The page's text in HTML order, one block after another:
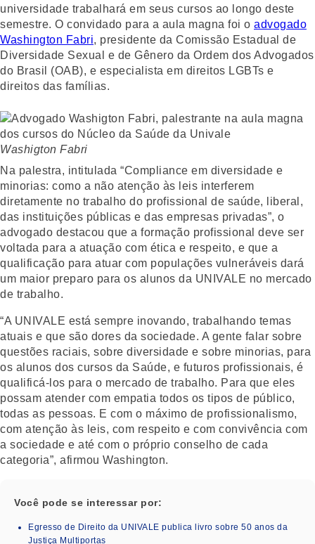
universidade trabalhará em seus cursos ao longo deste
semestre. O convidado para a aula magna foi o advogado
Washington Fabri, presidente da Comissão Estadual de
Diversidade Sexual e de Gênero da Ordem dos Advogados
do Brasil (OAB), e especialista em direitos LGBTs e
direitos das famílias.
Washigton Fabri
Na palestra, intitulada “Compliance em diversidade e
minorias: como a não atenção às leis interferem
diretamente no trabalho do profissional de saúde, liberal,
das instituições públicas e das empresas privadas”, o
advogado destacou que a formação profissional deve ser
voltada para a atuação com ética e respeito, e que a
qualificação para atuar com populações vulneráveis dará
um maior preparo para os alunos da UNIVALE no mercado
de trabalho.
“A UNIVALE está sempre inovando, trabalhando temas
atuais e que são dores da sociedade. A gente falar sobre
questões raciais, sobre diversidade e sobre minorias, para
os alunos dos cursos da Saúde, e futuros profissionais, é
qualificá-los para o mercado de trabalho. Para que eles
possam atender com empatia todos os tipos de público,
todas as pessoas. E com o máximo de profissionalismo,
com atenção às leis, com respeito e com convivência com
a sociedade e até com o próprio conselho de cada
categoria”, afirmou Washington.
Você pode se interessar por:
Egresso de Direito da UNIVALE publica livro sobre 50 anos da
Justiça Multiportas